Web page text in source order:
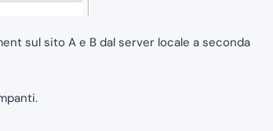
sul sito A e B dal server locale a seconda